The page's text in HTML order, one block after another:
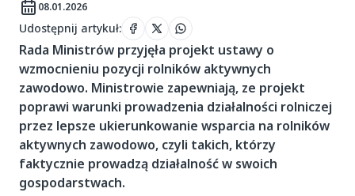
08.01.2026
Udostępnij artykuł:
Rada Ministrów przyjęła projekt ustawy o
wzmocnieniu pozycji rolników aktywnych
zawodowo. Ministrowie zapewniają, ze projekt
poprawi warunki prowadzenia działalności rolniczej
przez lepsze ukierunkowanie wsparcia na rolników
aktywnych zawodowo, czyli takich, którzy
faktycznie prowadzą działalność w swoich
gospodarstwach.